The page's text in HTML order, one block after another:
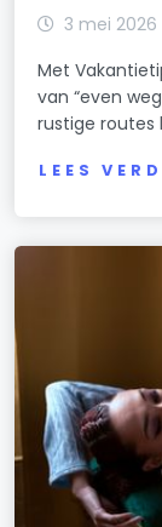
3 mei 2026
Met
van “even
rustige routes
LEES